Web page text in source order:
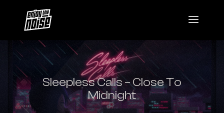
Sleepless Calls – Close To
Midnight